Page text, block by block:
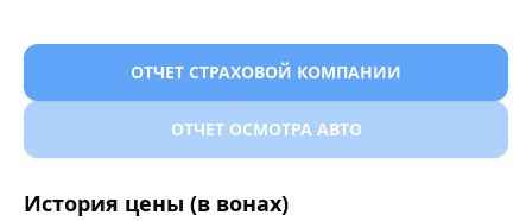
ОТЧЕТ СТРАХОВОЙ КОМПАНИИ
ОТЧЕТ ОСМОТРА АВТО
История цены (в вонах)